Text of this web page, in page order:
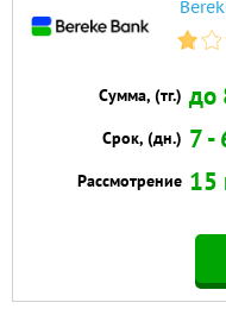
Сумма, (тг.) до
Срок, (дн.) 7 -
Рассмотрение 15